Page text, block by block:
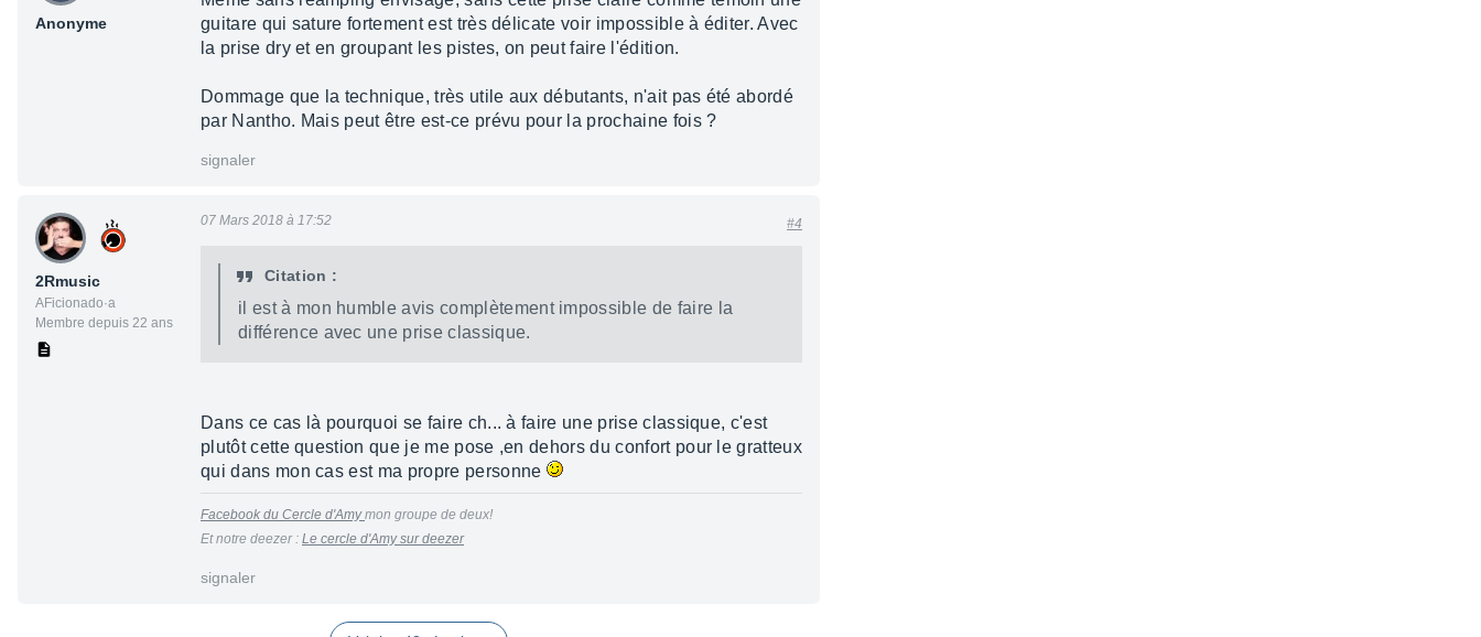
Anonyme
guitare qui sature fortement est très délicate voir impossible à éditer. Avec
la prise dry et en groupant les pistes, on peut faire l'édition.
Dommage que la technique, très utile aux débutants, n'ait pas été abordé
par Nantho. Mais peut être est-ce prévu pour la prochaine fois ?
signaler
2Rmusic
AFicionado·a
Membre depuis 22 ans
07 Mars 2018 à 17:52 #4
Citation :
il est à mon humble avis complètement impossible de faire la
différence avec une prise classique.
Dans ce cas là pourquoi se faire ch... à faire une prise classique, c'est
plutôt cette question que je me pose ,en dehors du confort pour le gratteux
qui dans mon cas est ma propre personne
Facebook du Cercle d'Amymon groupe de deux!
Et notre deezer : Le cercle d'Amy sur deezer
signaler